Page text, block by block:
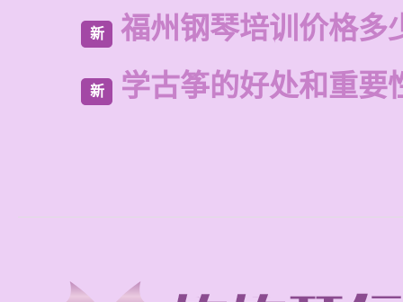
新 福州钢琴培训价格多
新 学古筝的好处和重要